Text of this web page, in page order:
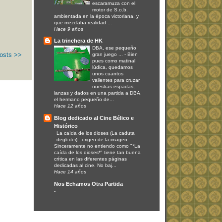
>>
escaramuza con el
motor de S.o.b.
ambientada en la época victoriana, y
que mezclaba realidad ...
Hace 9 años
La trinchera de HK
DBA, ese pequeño
gran juego ... - Bien
pues como matinal
lúdica, quedamos
unos cuantos
valientes para cruzar
nuestras espadas,
lanzas y dados en una partida a DBA,
el hermano pequeño de...
Hace 12 años
Blog dedicado al Cine Bélico e
Histórico
La caída de los dioses (La caduta
degli dei) - origen de la imagen
Sinceramente no entiendo como "*La
caída de los dioses*" tiene tan buena
crítica en las diferentes páginas
dedicadas al cine. No baj...
Hace 14 años
Nos Echamos Otra Partida
-